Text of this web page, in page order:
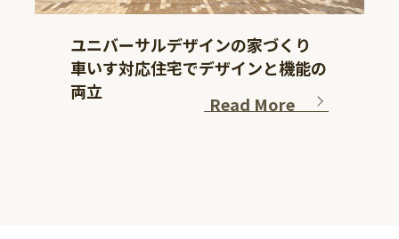
ユニバーサルデザインの家づくり
車いす対応住宅でデザインと機能の
両立
Read More